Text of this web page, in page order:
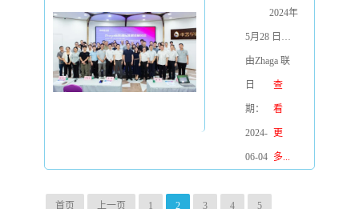
再创新高，
整体展示面
积达260,000
平方米，覆
盖26个展
馆......
广州中国进
出口商品交
易会展馆盛
大开幕。本
次光亚展的
主题定为“光
+时代——
限”，彰显了
2024年
5月28 日，
由Zhaga 联
盟和广东省
照明电器标
准化技术委
员会主办，
体照明行业
日
期：
2024-
06-04
查
看
更
多...
首页 上一页 1 2 3 4 5